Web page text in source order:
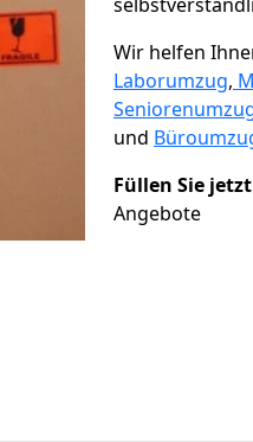
Wir helfen
Laborumzug,
und
Füllen Sie
Angebote